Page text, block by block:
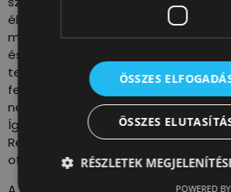
élvezete. A Valyo!Viaduktban pedig
mintát, hogyan lehet nyílt
és a bulin túlmutató minőségi
tereket nyitni és a szolgáltatások
felmutatni, ahogy ezen a területen
nemcsak kocsma, hanem például
Így lesz idén néhány hétre a
Repair Café és a MOME design
otthona.
ÖSSZES
ÖSSZES
RÉSZLETEK
POWERED